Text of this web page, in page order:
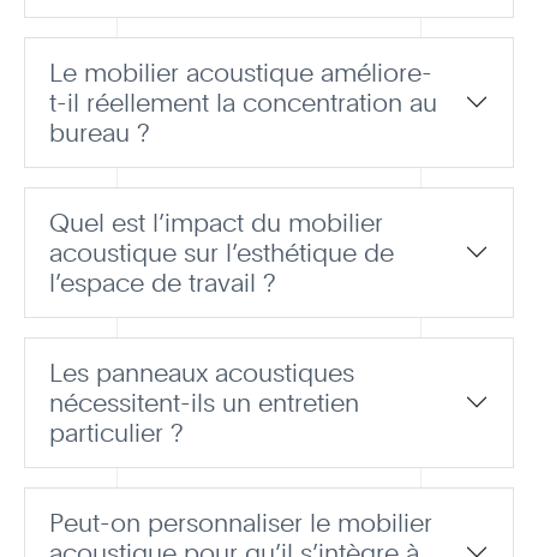
Le mobilier acoustique améliore-
t-il réellement la concentration au
bureau ?
Quel est l’impact du mobilier
acoustique sur l’esthétique de
l’espace de travail ?
Les panneaux acoustiques
nécessitent-ils un entretien
particulier ?
Peut-on personnaliser le mobilier